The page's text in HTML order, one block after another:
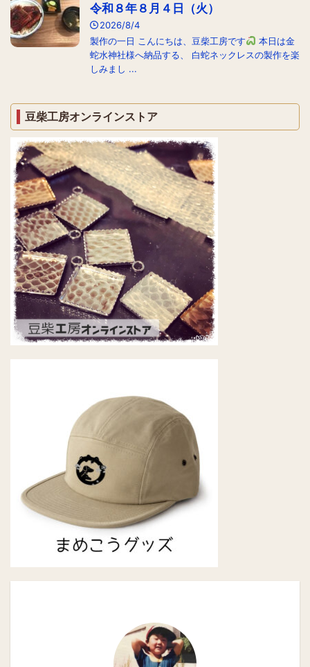
令和８年８月４日（火）
2026/8/4
製作の一日 こんにちは、豆柴工房です
本日は金
蛇水神社様へ納品する、 白蛇ネックレスの製作を楽
しみまし ...
豆柴工房オンラインストア